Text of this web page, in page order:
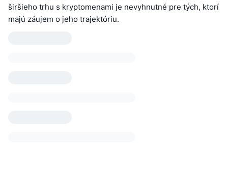
širšieho trhu s kryptomenami je nevyhnutné pre tých, ktorí
majú záujem o jeho trajektóriu.